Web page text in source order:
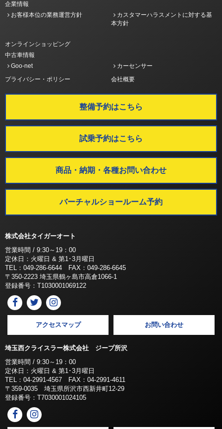
企業情報
お客様本位の業務運営方針
カスタマーハラスメントに対する基
本方針
オンラインショッピング
中古車情報
Goo-net
カーセンサー
プライバシー・ポリシー
会社概要
整備予約はこちら
試乗予約はこちら
商品・納期・各種お問い合わせ
バーチャルショールーム予約
株式会社タイガーオート
営業時間 / 9:30～19：00
定休日：火曜日 & 第1･3月曜日
TEL：049-286-6644 FAX：049-286-6645
〒350-2223 埼玉県鶴ヶ島市高倉1066-1
登録番号：T1030001069122
アクセスマップ お問い合わせ
埼玉西クライスラー株式会社 ジープ所沢
営業時間 / 9:30～19：00
定休日：火曜日 & 第1･3月曜日
TEL：04-2991-4567 FAX：04-2991-4611
〒359-0035 埼玉県所沢市西新井町12-29
登録番号：T7030001024105